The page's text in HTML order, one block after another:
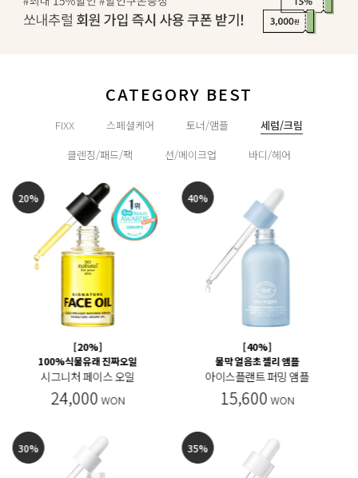
CATEGORY BEST
FIXX 스페셜케어 토너/앰플
세럼/크림
클렌징/패드/팩
선/메이크업 바디/헤어
60%
[60%]
유분순삭 뽀송크림
매직 포어 매트 크림
7,200 WON
25%
[25%]
눈가 밀착 아이 살버터
소프트 아이 살버터
19,500WON
30% 20%